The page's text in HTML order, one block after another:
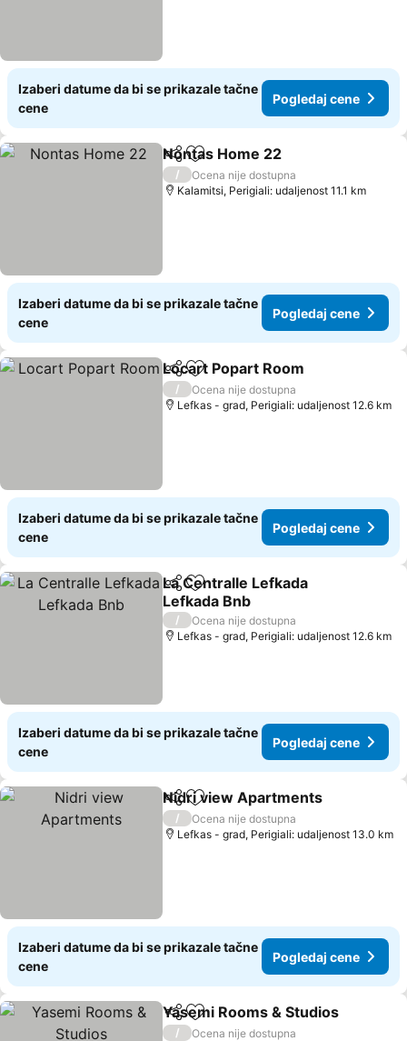
Izaberi datume da bi se prikazale tačne
cene
Pogledaj cene
Deli Dodati u favorite
Nontas Home 22
/
Ocena nije dostupna
Kalamitsi, Perigiali: udaljenost 11.1 km
Izaberi datume da bi se prikazale tačne
cene
Pogledaj cene
Deli Dodati u favorite
Locart Popart Room
/
Ocena nije dostupna
Lefkas - grad, Perigiali: udaljenost 12.6 km
Izaberi datume da bi se prikazale tačne
cene
Pogledaj cene
Deli Dodati u favorite
La Centralle Lefkada
Lefkada Bnb
/
Ocena nije dostupna
Lefkas - grad, Perigiali: udaljenost 12.6 km
Izaberi datume da bi se prikazale tačne
cene
Pogledaj cene
Deli Dodati u favorite
Nidri view Apartments
/
Ocena nije dostupna
Lefkas - grad, Perigiali: udaljenost 13.0 km
Izaberi datume da bi se prikazale tačne
cene
Pogledaj cene
Deli Dodati u favorite
Yasemi Rooms & Studios
/
Ocena nije dostupna